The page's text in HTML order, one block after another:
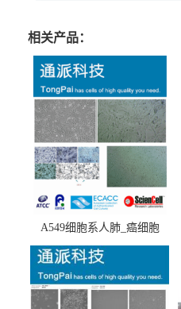
相关产品：
A549细胞系人肺_癌细胞
(A549细胞)